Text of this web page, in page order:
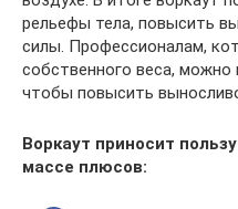
рельефы тела, повысить
силы. Профессионалам,
собственного веса,
чтобы повысить
Воркаут приносит
массе плюсов: